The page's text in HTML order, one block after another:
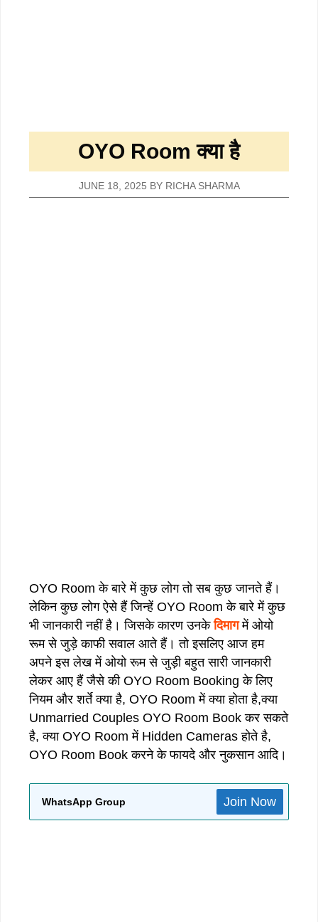
OYO Room क्या है
JUNE 18, 2025 BY RICHA SHARMA
OYO Room के बारे में कुछ लोग तो सब कुछ जानते हैं।
लेकिन कुछ लोग ऐसे हैं जिन्हें OYO Room के बारे में कुछ
भी जानकारी नहीं है। जिसके कारण उनकेदिमाग में ओयो
रूम से जुड़े काफी सवाल आते हैं। तो इसलिए आज हम
अपने इस लेख में ओयो रूम से जुड़ी बहुत सारी जानकारी
लेकर आए हैं जैसे की OYO Room Booking के लिए
नियम और शर्ते क्या है, OYO Room में क्या होता है,क्या
Unmarried Couples OYO Room Book कर सकते
है, क्या OYO Room में Hidden Cameras होते है,
OYO Room Book करने के फायदे और नुकसान आदि।
WhatsApp Group Join Now